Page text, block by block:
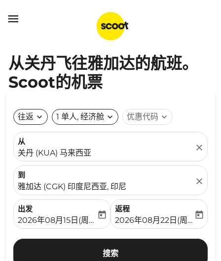

从关丹飞往雅加达的航班。
Scoot的机票
往返 expand_more 1 单人, 经济舱 expand_more 优惠代码 expand_more
从
关丹 (KUA) 马来西亚
close
到
雅加达 (CGK) 印度尼西亚, 印尼
close
出发
fc-booking-departure-date-aria-label
2026年08月15日(周六)
today
返程
fc-booking-return-date-
2026年08月22日(周六)
today
搜索